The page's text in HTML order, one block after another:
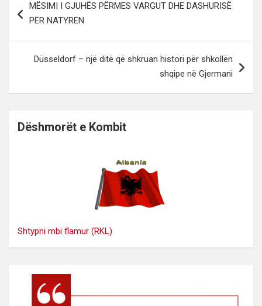
te
MËSIMI I GJUHËS PËRMES VARGUT DHE DASHURISË
PËR NATYRËN
Düsseldorf – një ditë që shkruan histori për shkollën
shqipe në Gjermani
Dëshmorët e Kombit
Shtypni mbi flamur (RKL)